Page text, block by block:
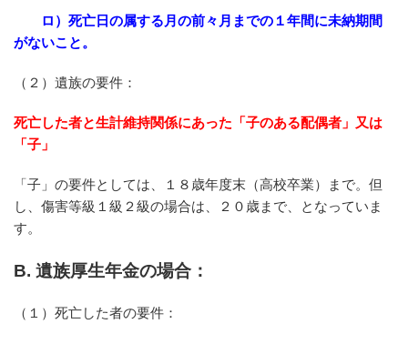
ロ）死亡日の属する月の前々月までの１年間に未納期間
がないこと。
（２）遺族の要件：
死亡した者と生計維持関係にあった「子のある配偶者」又は
「子」
「子」の要件としては、１８歳年度末（高校卒業）まで。但
し、傷害等級１級２級の場合は、２０歳まで、となっていま
す。
B. 遺族厚生年金の場合：
（１）死亡した者の要件：